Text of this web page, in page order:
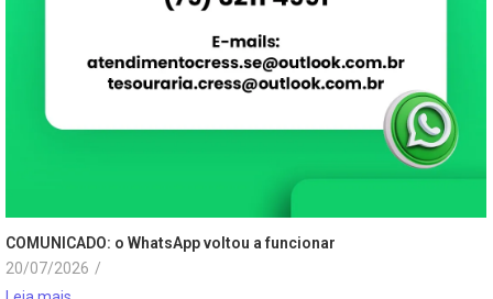
COMUNICADO: o WhatsApp voltou a funcionar
20/07/2026 /